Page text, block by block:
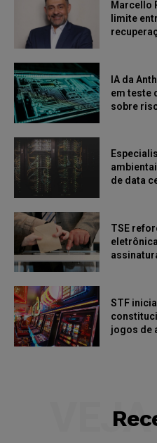
Marcello
limite
IA da
em teste
sobre
de data
TSE
STF
jogos de